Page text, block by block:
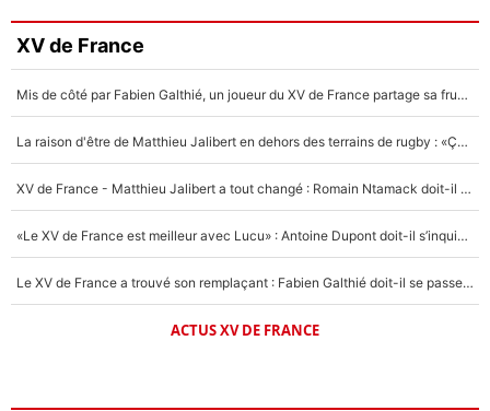
XV de France
Mis de côté par Fabien Galthié, un joueur du XV de France partage sa frustration : «ils ne me l’ont pas dit tout de suite»
La raison d'être de Matthieu Jalibert en dehors des terrains de rugby : «Ça m'atteint autant que si tu touches à un membre de ma famille»
XV de France - Matthieu Jalibert a tout changé : Romain Ntamack doit-il s’inquiéter pour sa place à un an de la Coupe du monde ?
«Le XV de France est meilleur avec Lucu» : Antoine Dupont doit-il s’inquiéter pour sa place ?
Le XV de France a trouvé son remplaçant : Fabien Galthié doit-il se passer d'Antoine Dupont ?
ACTUS XV DE FRANCE